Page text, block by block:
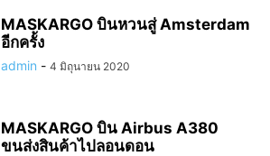
MASKARGO บินหวนสู่ Amsterdam
อีกครั้ง
admin - 4 มิถุนายน 2020
MASKARGO บิน Airbus A380
ขนส่งสินค้าไปลอนดอน